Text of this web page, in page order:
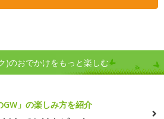
)のおでかけをもっと楽しむ
」の楽しみ方を紹介